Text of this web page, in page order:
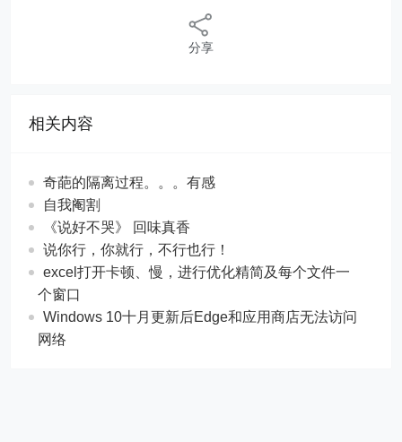
分享
相关内容
奇葩的隔离过程。。。有感
自我阉割
《说好不哭》 回味真香
说你行，你就行，不行也行！
excel打开卡顿、慢，进行优化精简及每个文件一
个窗口
Windows 10十月更新后Edge和应用商店无法访问
网络